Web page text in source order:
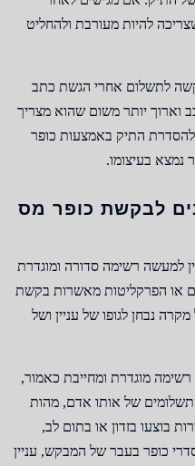
להיות מעורבת ולהחליט
לתשלום אחרי הגשת כתב
וארוך יותר משום שהוא מצריך
להסדרת התיק באמצעות כופר
נמצא בעיצומו.
לבקשת כופר מס
למעשה רשימה סדורה ומוגדרת
או הפרקליטות מאשרות בקשת
נבחן לגופו של עניין ושל
מוגדרת ומחייבת כאמור,
של אותו אדם, מהות
בוצעו בזדון או בתום לב,
כופר בעבר של המבקש, עניין